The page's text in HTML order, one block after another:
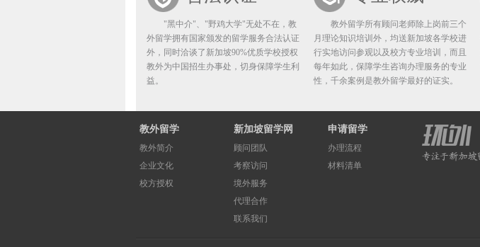
"黑中介"、"野鸡大学"无处不在，教
外留学拥有国家颁发的留学服务合法认证
外，同时洽谈了新加坡90%优质学校授权
教外为中国招生办事处，切身保障学生利
益。
教外留学所有顾问老师除上岗前三个
月理论知识培训外，均送新加坡各学校进
行实地访问参观以及校方专业培训，而且
每年如此，保障学生咨询办理服务的专业
性，千余案例是教外留学最好的证实。
教外留学
教外简介
企业文化
校方授权
新加坡留学网
顾问团队
考察访问
境外服务
代理合作
联系我们
申请留学
办理流程
材料清单